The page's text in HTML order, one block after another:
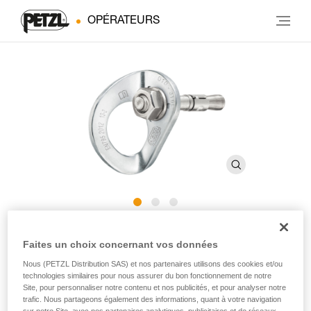
OPÉRATEURS
COEUR BOLT STAINLESS
Amarrage en acier inoxydable pour les usages en milieux
extérieurs traditionnels (pack de 20)
Faites un choix concernant vos données
Nous (PETZL Distribution SAS) et nos partenaires utilisons des cookies et/ou
technologies similaires pour nous assurer du bon fonctionnement de notre
Site, pour personnaliser notre contenu et nos publicités, et pour analyser notre
trafic. Nous partageons également des informations, quant à votre navigation